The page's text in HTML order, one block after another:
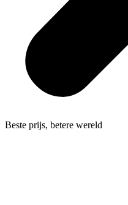
Beste prijs, betere wereld